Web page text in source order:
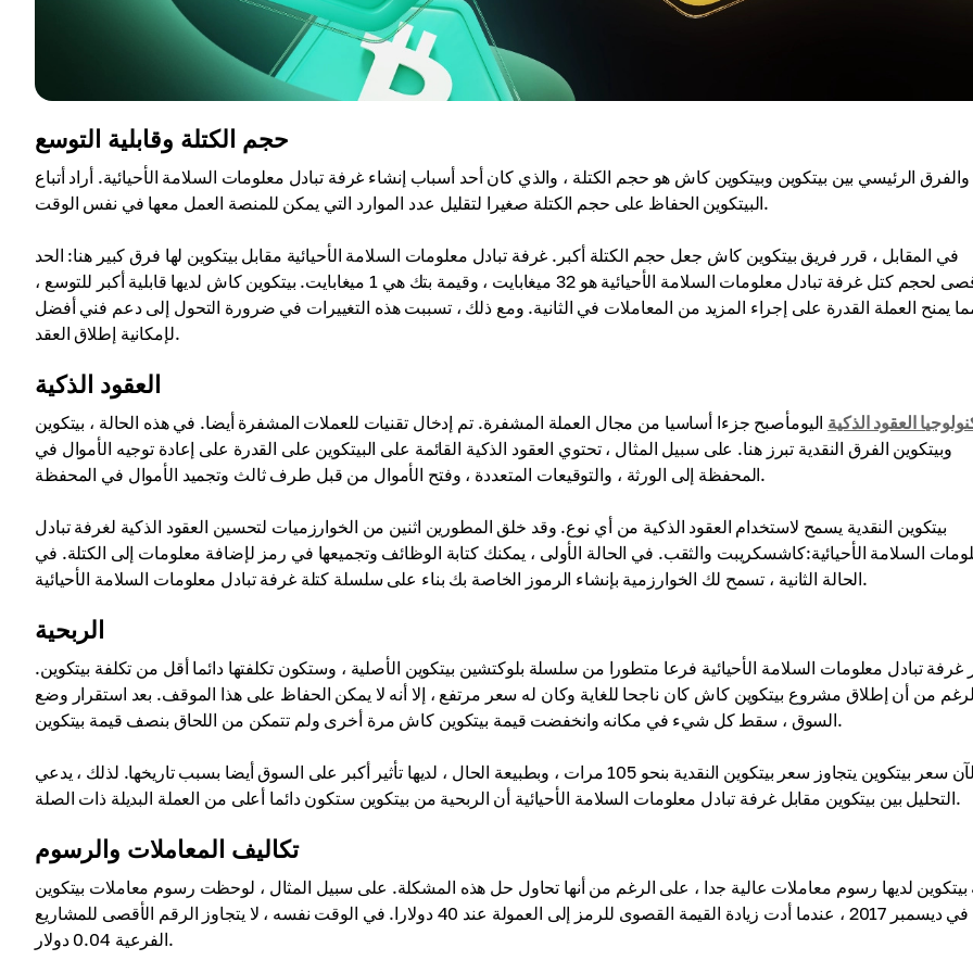
حجم الكتلة وقابلية التوسع
والفرق الرئيسي بين بيتكوين وبيتكوين كاش هو حجم الكتلة ، والذي كان أحد أسباب إنشاء غرفة تبادل معلومات السلامة الأحيائية. أراد أتباع
البيتكوين الحفاظ على حجم الكتلة صغيرا لتقليل عدد الموارد التي يمكن للمنصة العمل معها في نفس الوقت.
في المقابل ، قرر فريق بيتكوين كاش جعل حجم الكتلة أكبر. غرفة تبادل معلومات السلامة الأحيائية مقابل بيتكوين لها فرق كبير هنا: الحد
الأقصى لحجم كتل غرفة تبادل معلومات السلامة الأحيائية هو 32 ميغابايت ، وقيمة بتك هي 1 ميغابايت. بيتكوين كاش لديها قابلية أكبر للتوسع ،
يمنح العملة القدرة على إجراء المزيد من المعاملات في الثانية. ومع ذلك ، تسببت هذه التغييرات في ضرورة التحول إلى دعم فني أفضل
لإمكانية إطلاق العقد.
العقود الذكية
العقود الذكية اليومأصبح جزءا أساسيا من مجال العملة المشفرة. تم إدخال تقنيات للعملات المشفرة أيضا. في هذه الحالة ، بيتكوين
وبيتكوين الفرق النقدية تبرز هنا. على سبيل المثال ، تحتوي العقود الذكية القائمة على البيتكوين على القدرة على إعادة توجيه الأموال في
المحفظة إلى الورثة ، والتوقيعات المتعددة ، وفتح الأموال من قبل طرف ثالث وتجميد الأموال في المحفظة.
بيتكوين النقدية يسمح لاستخدام العقود الذكية من أي نوع. وقد خلق المطورين اثنين من الخوارزميات لتحسين العقود الذكية لغرفة تبادل
السلامة الأحيائية:كاشسكريبت والثقب. في الحالة الأولى ، يمكنك كتابة الوظائف وتجميعها في رمز لإضافة معلومات إلى الكتلة. في
الحالة الثانية ، تسمح لك الخوارزمية بإنشاء الرموز الخاصة بك بناء على سلسلة كتلة غرفة تبادل معلومات السلامة الأحيائية.
الربحية
غرفة تبادل معلومات السلامة الأحيائية فرعا متطورا من سلسلة بلوكتشين بيتكوين الأصلية ، وستكون تكلفتها دائما أقل من تكلفة بيتكوين.
من أن إطلاق مشروع بيتكوين كاش كان ناجحا للغاية وكان له سعر مرتفع ، إلا أنه لا يمكن الحفاظ على هذا الموقف. بعد استقرار وضع
السوق ، سقط كل شيء في مكانه وانخفضت قيمة بيتكوين كاش مرة أخرى ولم تتمكن من اللحاق بنصف قيمة بيتكوين.
الآن سعر بيتكوين يتجاوز سعر بيتكوين النقدية بنحو 105 مرات ، وبطبيعة الحال ، لديها تأثير أكبر على السوق أيضا بسبب تاريخها. لذلك ، يدعي
التحليل بين بيتكوين مقابل غرفة تبادل معلومات السلامة الأحيائية أن الربحية من بيتكوين ستكون دائما أعلى من العملة البديلة ذات الصلة.
تكاليف المعاملات والرسوم
لديها رسوم معاملات عالية جدا ، على الرغم من أنها تحاول حل هذه المشكلة. على سبيل المثال ، لوحظت رسوم معاملات بيتكوين
حرجة في ديسمبر 2017 ، عندما أدت زيادة القيمة القصوى للرمز إلى العمولة عند 40 دولارا. في الوقت نفسه ، لا يتجاوز الرقم الأقصى للمشاريع
الفرعية 0.04 دولار.